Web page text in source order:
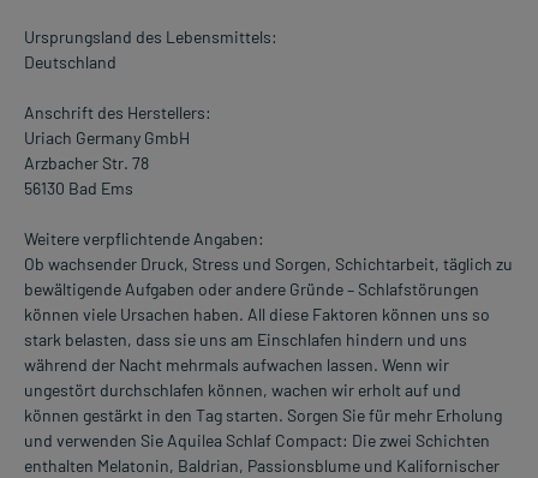
Ursprungsland des Lebensmittels:
Deutschland
Anschrift des Herstellers:
Uriach Germany GmbH
Arzbacher Str. 78
56130 Bad Ems
Weitere verpflichtende Angaben:
Ob wachsender Druck, Stress und Sorgen, Schichtarbeit, täglich zu
bewältigende Aufgaben oder andere Gründe – Schlafstörungen
können viele Ursachen haben. All diese Faktoren können uns so
stark belasten, dass sie uns am Einschlafen hindern und uns
während der Nacht mehrmals aufwachen lassen. Wenn wir
ungestört durchschlafen können, wachen wir erholt auf und
können gestärkt in den Tag starten. Sorgen Sie für mehr Erholung
und verwenden Sie Aquilea Schlaf Compact: Die zwei Schichten
enthalten Melatonin, Baldrian, Passionsblume und Kalifornischer